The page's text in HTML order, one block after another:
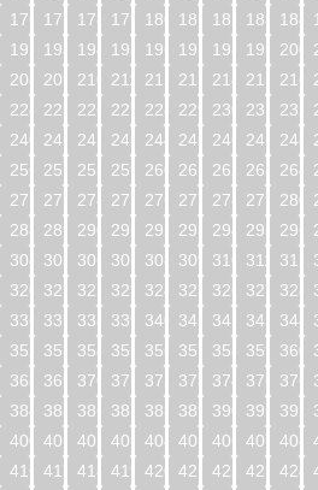
176
177 178 179 180 181 182 183 184
192
193 194 195 196 197 198 199 200
208
209 210 211 212 213 214 215 216
224
225 226 227 228 229 230 231 232
240
241 242 243 244 245 246 247 248
256
257 258 259 260 261 262 263 264
272
273 274 275 276 277 278 279 280
288
289 290 291 292 293 294 295 296
304
305 306 307 308 309 310 311 312
320
321 322 323 324 325 326 327 328
336
337 338 339 340 341 342 343 344
352
353 354 355 356 357 358 359 360
368
369 370 371 372 373 374 375 376
384
385 386 387 388 389 390 391 392
400
401 402 403 404 405 406 407 408
416
417 418 419 420 421 422 423 424